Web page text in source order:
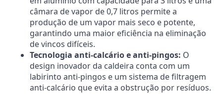
câmara de vapor de 0,7 litros permite a
produção de um vapor mais seco e potente,
garantindo uma maior eficiência na eliminação
de vincos difíceis.
Tecnologia anti-calcário e anti-pingos: O
design inovador da caldeira conta com um
labirinto anti-pingos e um sistema de filtragem
anti-calcário que evita a obstrução por resíduos.